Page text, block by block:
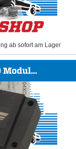
ab sofort am Lager
Modul...